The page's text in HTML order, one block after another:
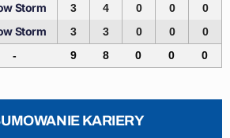
Storm 3 4 0 0
0
Storm 3 3 0 0
0
- 9 8 0 0 0
KARIERY